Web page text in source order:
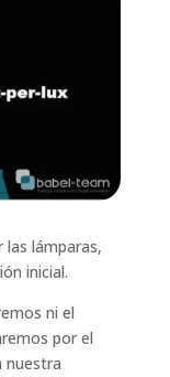
las lámparas,
inicial.
ni el
por el
nuestra